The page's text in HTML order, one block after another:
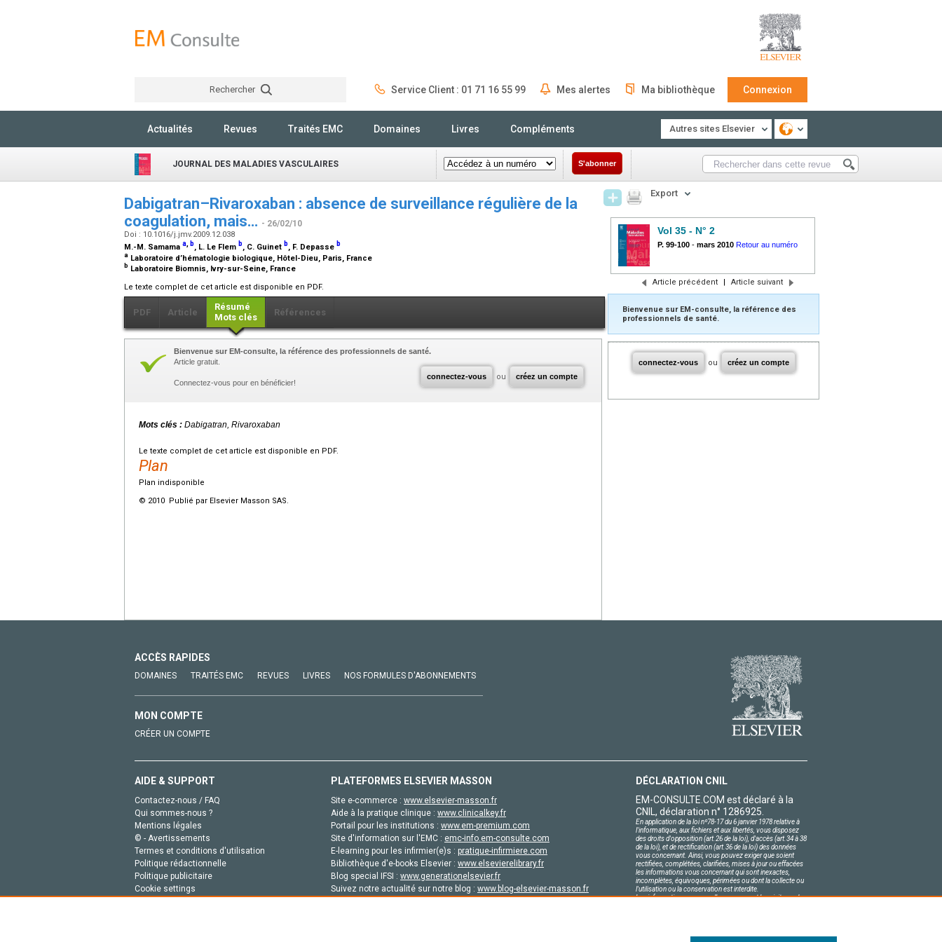
Rechercher Service Client : 01 71 16 55 99 Mes alertes Ma bibliothèque Connexion
Actualités Revues Traités EMC Domaines Livres Compléments Autres sites Elsevier
JOURNAL DES MALADIES VASCULAIRES S'abonner
Dabigatran–Rivaroxaban : absence de surveillance régulière de la
coagulation, mais… - 26/02/10
Doi : 10.1016/j.jmv.2009.12.038
M.-M. Samama a b, L. Le Flem b, C. Guinet b, F. Depasse b
a Laboratoire d’hématologie biologique, Hôtel-Dieu, Paris, France
b Laboratoire Biomnis, Ivry-sur-Seine, France
Le texte complet de cet article est disponible en PDF.
PDF Article
Résumé
Mots clés
Références
connectez-vous ou créez un compte
Bienvenue sur EM-consulte, la référence des professionnels de santé.
Article gratuit.
Connectez-vous pour en bénéficier!
Mots clés : Dabigatran, Rivaroxaban
Le texte complet de cet article est disponible en PDF.
Plan
Plan indisponible
© 2010 Publié par Elsevier Masson SAS.
Export
Vol 35 - N° 2
P. 99-100 - mars 2010 Retour au numéro
Article précédent | Article suivant
Bienvenue sur EM-consulte, la référence des
professionnels de santé.
connectez-vous ou créez un compte
ACCÈS RAPIDES
DOMAINES TRAITÉS EMC REVUES LIVRES NOS FORMULES D'ABONNEMENTS
MON COMPTE
CRÉER UN COMPTE
AIDE & SUPPORT
Contactez-nous / FAQ
Qui sommes-nous ?
Mentions légales
© - Avertissements
Termes et conditions d'utilisation
Politique rédactionnelle
Politique publicitaire
Cookie settings
PLATEFORMES ELSEVIER MASSON
Site e-commerce : www.elsevier-masson.fr
Aide à la pratique clinique : www.clinicalkey.fr
Portail pour les institutions : www.em-premium.com
Site d'information sur l'EMC : emc-info.em-consulte.com
E-learning pour les infirmier(e)s : pratique-infirmiere.com
Bibliothèque d'e-books Elsevier : www.elsevierelibrary.fr
Blog special IFSI : www.generationelsevier.fr
Suivez notre actualité sur notre blog : www.blog-elsevier-masson.fr
DÉCLARATION CNIL
EM-CONSULTE.COM est déclaré à la
CNIL, déclaration n° 1286925.
En application de la loi nº78-17 du 6 janvier 1978 relative à
l'informatique, aux fichiers et aux libertés, vous disposez
des droits d'opposition (art.26 de la loi), d'accès (art.34 à 38
de la loi), et de rectification (art.36 de la loi) des données
vous concernant. Ainsi, vous pouvez exiger que soient
rectifiées, complétées, clarifiées, mises à jour ou effacées
les informations vous concernant qui sont inexactes,
incomplètes, équivoques, périmées ou dont la collecte ou
l'utilisation ou la conservation est interdite.
Les informations personnelles concernant les visiteurs de